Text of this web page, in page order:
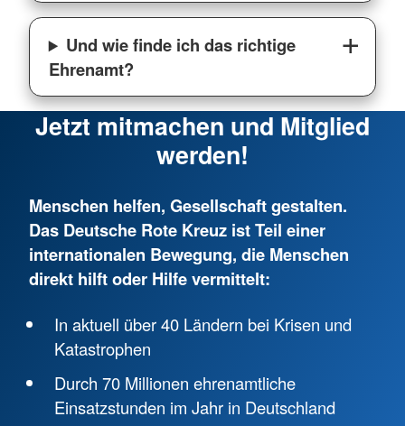
Und wie finde ich das richtige
Ehrenamt?
Jetzt mitmachen und Mitglied
werden!
Menschen helfen, Gesellschaft gestalten.
Das Deutsche Rote Kreuz ist Teil einer
internationalen Bewegung, die Menschen
direkt hilft oder Hilfe vermittelt:
In aktuell über 40 Ländern bei Krisen und
Katastrophen
Durch 70 Millionen ehrenamtliche
Einsatzstunden im Jahr in Deutschland